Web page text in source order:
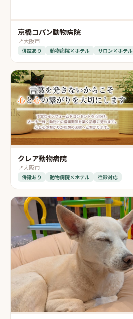
京橋コパン動物病院
📍大阪市
併設あり 動物病院×ホテル サロン×ホテル
クレア動物病院
📍大阪市
併設あり 動物病院×ホテル 往診対応